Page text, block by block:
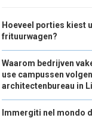
Hoeveel porties kiest
frituurwagen?
Waarom bedrijven
use campussen
architectenbureau in
Immergiti nel mondo